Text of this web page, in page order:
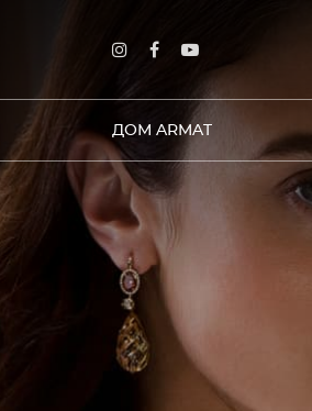
ДОМ ARMAT